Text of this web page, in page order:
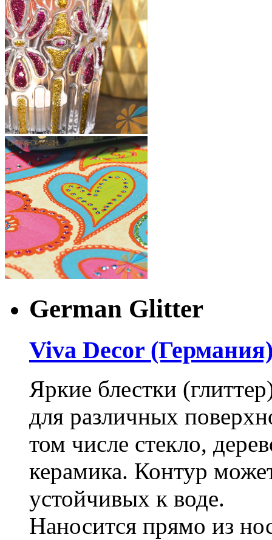
German Glitter
Viva Decor
Яркие блестки
для различных
том числе стекло,
керамика. Контур
устойчивых к воде.
Наносится прямо из